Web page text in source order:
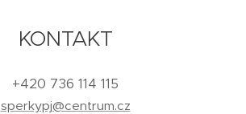
KONTAKT
+420 736 114 115
sperkypj@centrum.cz